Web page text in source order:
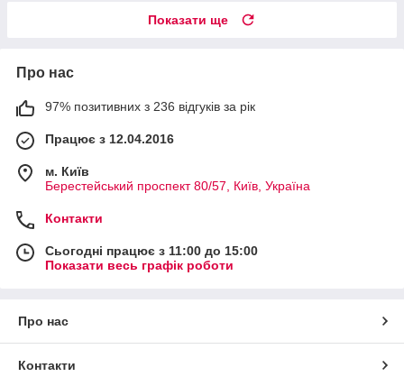
Показати ще
Про нас
97% позитивних з 236 відгуків за рік
Працює з 12.04.2016
м. Київ
Берестейський проспект 80/57, Київ, Україна
Контакти
Сьогодні працює з 11:00 до 15:00
Показати весь графік роботи
Про нас
Контакти